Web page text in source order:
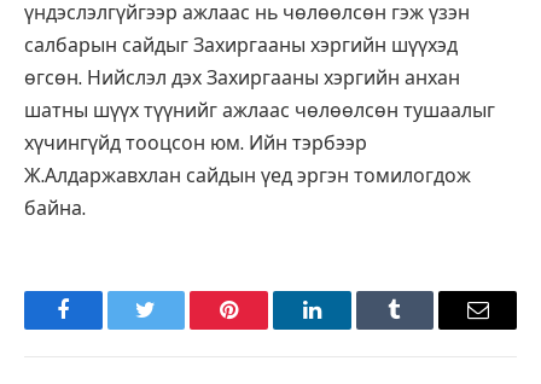
үндэслэлгүйгээр ажлаас нь чөлөөлсөн гэж үзэн
салбарын сайдыг Захиргааны хэргийн шүүхэд
өгсөн. Нийслэл дэх Захиргааны хэргийн анхан
шатны шүүх түүнийг ажлаас чөлөөлсөн тушаалыг
хүчингүйд тооцсон юм. Ийн тэрбээр
Ж.Алдаржавхлан сайдын үед эргэн томилогдож
байна.
FacebookTwitter Pinterest LinkedInTumblr Имэйл